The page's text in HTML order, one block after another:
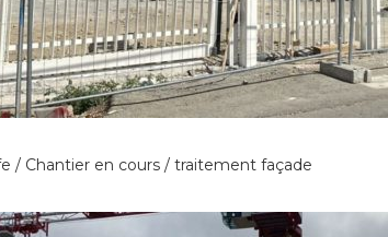
/ Chantier en cours / traitement façade